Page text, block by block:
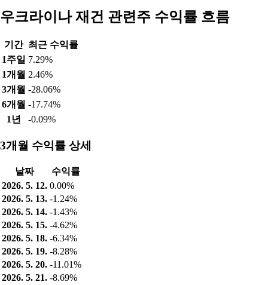
우크라이나 재건 관련주 수익률 흐름
기간 최근 수익률
1주일 7.29%
1개월 2.46%
3개월 -28.06%
6개월 -17.74%
1년
-0.09%
3개월 수익률 상세
날짜
수익률
2026. 5. 12. 0.00%
2026. 5. 13. -1.24%
2026. 5. 14. -1.43%
2026. 5. 15. -4.62%
2026. 5. 18. -6.34%
2026. 5. 19. -8.28%
2026. 5. 20. -11.01%
2026. 5. 21. -8.69%